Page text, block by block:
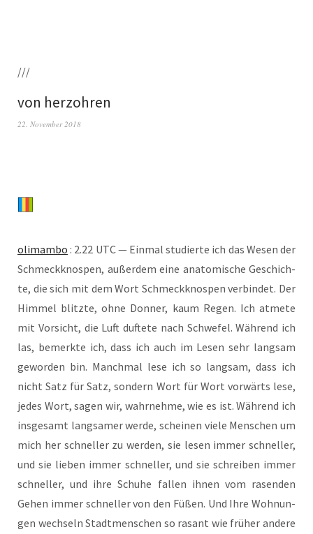
///
von herzohren
22. November 2018
oli­mam­bo : 2.22 UTC — Ein­mal stu­dier­te ich das Wesen der
Schmeck­knospen, außer­dem eine anato­mi­sche Geschich­
te, die sich mit dem Wort Schmeck­knospen ver­bin­det. Der
Him­mel blitz­te, ohne Don­ner, kaum Regen. Ich atme­te
mit Vor­sicht, die Luft duf­te­te nach Schwe­fel. Wäh­rend ich
las, bemerk­te ich, dass ich auch im Lesen sehr lang­sam
gewor­den bin. Manch­mal lese ich so lang­sam, dass ich
nicht Satz für Satz, son­dern Wort für Wort vor­wärts lese,
jedes Wort, sagen wir, wahr­nehme, wie es ist. Wäh­rend ich
insge­samt lang­samer wer­de, schei­nen vie­le Men­schen um
mich her schnel­ler zu wer­den, sie lesen immer schnel­ler,
und sie lie­ben immer schnel­ler, und sie schrei­ben immer
schnel­ler, und ihre Schu­he fal­len ihnen vom rasen­den
Gehen immer schnel­ler von den Füßen. Und Ihre Woh­nun­
gen wech­seln Stadt­men­schen so rasant wie frü­her ande­re